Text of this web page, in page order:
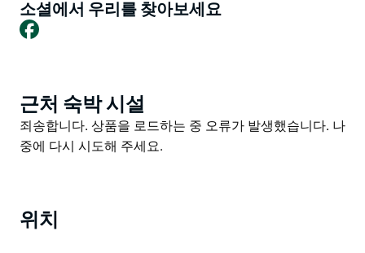
물을 만나보실 수 있습니다. 과일 및 야채와 함께 해산물
굴 현지 와규 쇠고기 꿀 계란 유제품에서 바로 나온 우유
소셜에서 우리를 찾아보세요
Facebook
Product
List
근처 숙박 시설
Product
List
죄송합니다. 상품을 로드하는 중 오류가 발생했습니다. 나
중에 다시 시도해 주세요.
위치